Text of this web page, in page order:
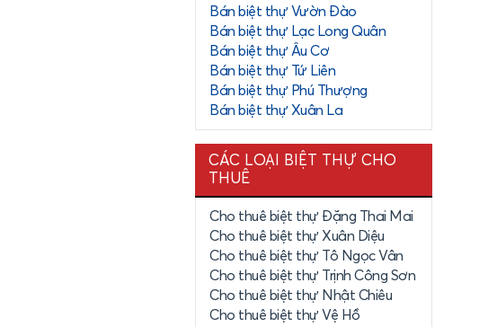
Bán biệt thự Vườn Đào
Bán biệt thự Lạc Long Quân
Bán biệt thự Âu Cơ
Bán biệt thự Tứ Liên
Bán biệt thự Phú Thượng
Bán biệt thự Xuân La
CÁC LOẠI BIỆT THỰ CHO
THUÊ
Cho thuê biệt thự Đặng Thai Mai
Cho thuê biệt thự Xuân Diệu
Cho thuê biệt thự Tô Ngọc Vân
Cho thuê biệt thự Trịnh Công Sơn
Cho thuê biệt thự Nhật Chiêu
Cho thuê biệt thự Vệ Hồ